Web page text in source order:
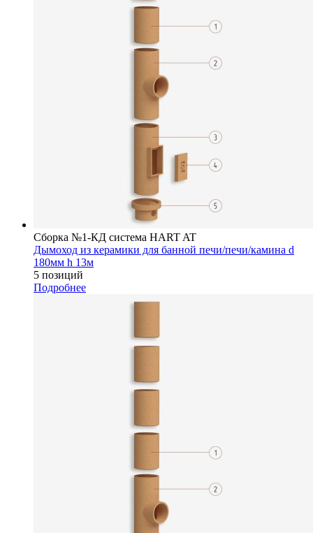
Сборка №1-КД система HART AT
Дымоход из керамики для банной печи/печи/камина d
180мм h 13м
5 позиций
Подробнее